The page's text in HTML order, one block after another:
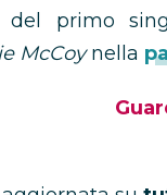
del primo
McCoynella